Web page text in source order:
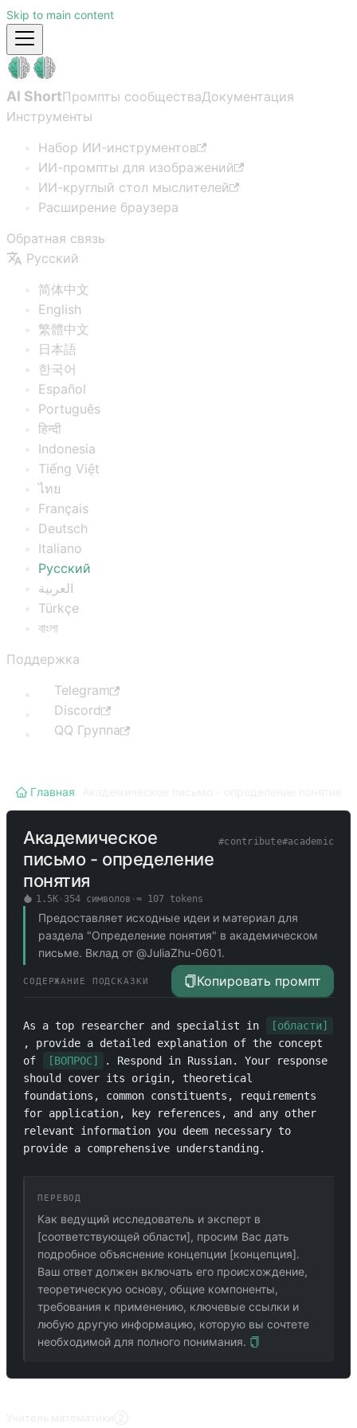
Skip to main content
AI ShortПромпты сообществаДокументация
Инструменты
Набор ИИ-инструментов
ИИ-промпты для изображений
ИИ-круглый стол мыслителей
Расширение браузера
Обратная связь
Русский
简体中文
English
繁體中文
日本語
한국어
Español
Português
हिन्दी
Indonesia
Tiếng Việt
ไทย
Français
Deutsch
Italiano
Русский
العربية
Türkçe
বাংলা
Поддержка
Telegram
Discord
QQ Группа
Главная
Академическое
письмо - определение
понятия
#contribute#academic
1.5K· 354 символов · ≈ 107tokens
Предоставляет исходные идеи и материал для
раздела "Определение понятия" в академическом
письме. Вклад от @JuliaZhu-0601.
СОДЕРЖАНИЕ ПОДСКАЗКИ Копировать промпт
As a top researcher and specialist in
[области]
, provide a detailed explanation of the concept
of
[ВОПРОС]
. Respond in Russian. Your response
should cover its origin, theoretical
foundations, common constituents, requirements
for application, key references, and any other
relevant information you deem necessary to
provide a comprehensive understanding.
ПЕРЕВОД
Как ведущий исследователь и эксперт в
[соответствующей области], просим Вас дать
подробное объяснение концепции [концепция].
Ваш ответ должен включать его происхождение,
теоретическую основу, общие компоненты,
требования к применению, ключевые ссылки и
любую другую информацию, которую вы сочтете
необходимой для полного понимания.